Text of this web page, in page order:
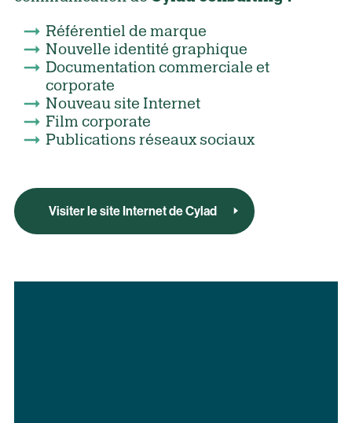
Référentiel de marque
Nouvelle identité graphique
Documentation commerciale et
corporate
Nouveau site Internet
Film corporate
Publications réseaux sociaux
Visiter le site Internet de Cylad